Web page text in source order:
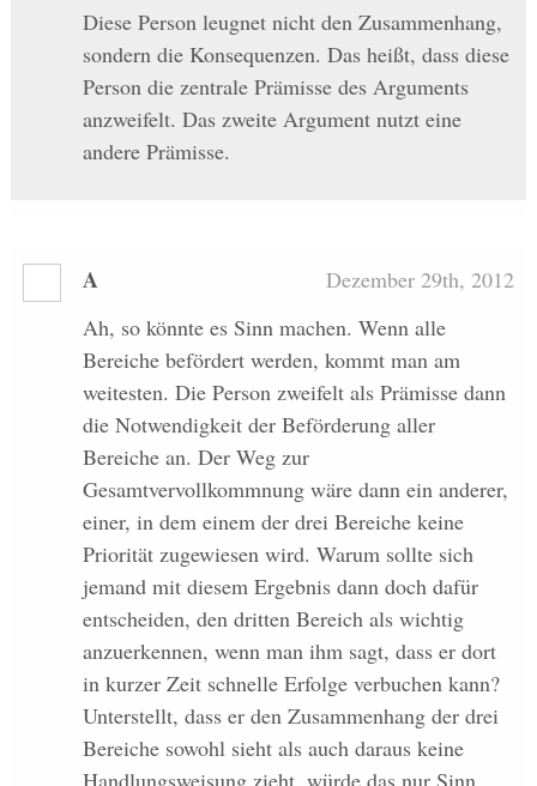
Diese Person leugnet nicht den Zusammenhang,
sondern die Konsequenzen. Das heißt, dass diese
Person die zentrale Prämisse des Arguments
anzweifelt. Das zweite Argument nutzt eine
andere Prämisse.
A
Dezember 29th, 2012
Ah, so könnte es Sinn machen. Wenn alle
Bereiche befördert werden, kommt man am
weitesten. Die Person zweifelt als Prämisse dann
die Notwendigkeit der Beförderung aller
Bereiche an. Der Weg zur
Gesamtvervollkommnung wäre dann ein anderer,
einer, in dem einem der drei Bereiche keine
Priorität zugewiesen wird. Warum sollte sich
jemand mit diesem Ergebnis dann doch dafür
entscheiden, den dritten Bereich als wichtig
anzuerkennen, wenn man ihm sagt, dass er dort
in kurzer Zeit schnelle Erfolge verbuchen kann?
Unterstellt, dass er den Zusammenhang der drei
Bereiche sowohl sieht als auch daraus keine